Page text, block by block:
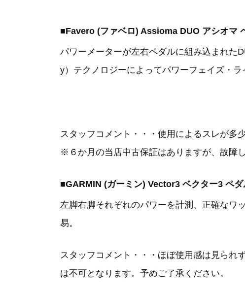
■Favero (ファベロ) Assioma DUO アシオマ
パワーメーターが左右ペダルに組み込まれた
y）テクノロジーによってパワーフェイズ・
スタッフコメント・・・使用によるスレが多
※６か月の当店中古保証はありますが、故障
■GARMIN (ガーミン) Vector3 ベクター3 ペ
左脚右脚それぞれのパワーを計測、正確なワ
易。
スタッフコメント・・・ほぼ使用感は見られ
は不可となります。予めご了承ください。